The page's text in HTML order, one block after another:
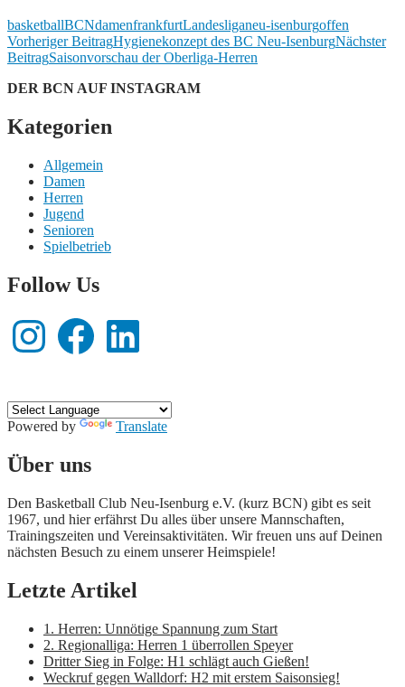
basketballBCNdamenfrankfurtLandesliganeu-isenburgoffen
Beitrags-
Navigation
Vorheriger BeitragHygienekonzept des BC Neu-IsenburgNächster
BeitragSaisonvorschau der Oberliga-Herren
DER BCN AUF INSTAGRAM
Kategorien
Allgemein
Damen
Herren
Jugend
Senioren
Spielbetrieb
Follow Us
InstagramFacebookLinkedIn
Powered by Translate
Hier wird Basketball gespielt!
Über uns
Den Basketball Club Neu-Isenburg e.V. (kurz BCN) gibt es seit
1967, und hier erfährst Du alles über unsere Mannschaften,
Trainingszeiten und Vereinsaktivitäten. Wir freuen uns auf Deinen
nächsten Besuch zu einem unserer Heimspiele!
Letzte Artikel
1. Herren: Unnötige Spannung zum Start
2. Regionalliga: Herren 1 überrollen Speyer
Dritter Sieg in Folge: H1 schlägt auch Gießen!
Weckruf gegen Walldorf: H2 mit erstem Saisonsieg!